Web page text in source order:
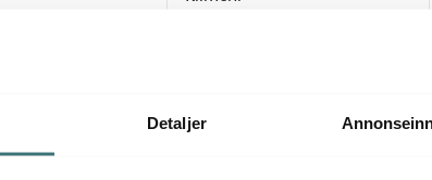
Detaljer